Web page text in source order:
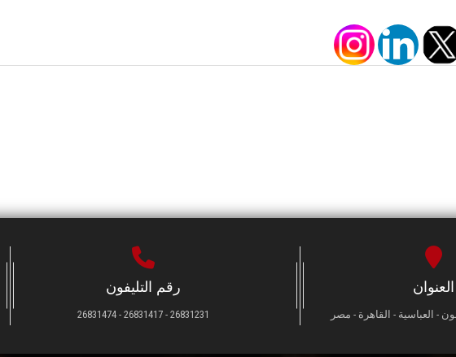
العنوان
- العباسية - القاهرة - مصر
رقم التليفون
26831231 - 26831417 - 26831474